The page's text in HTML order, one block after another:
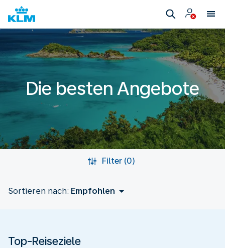
Die besten Angebote
Filter (0)
Sortieren nach: Empfohlen
Top-Reiseziele